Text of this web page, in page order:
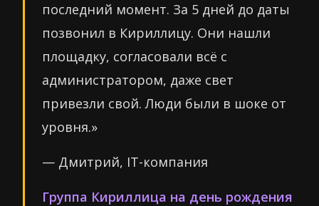
последний момент. За 5 дней до даты
позвонил в Кириллицу. Они нашли
площадку, согласовали всё с
администратором, даже свет
привезли свой. Люди были в шоке от
уровня.»
— Дмитрий, IT-компания
Группа Кириллица на день рождения